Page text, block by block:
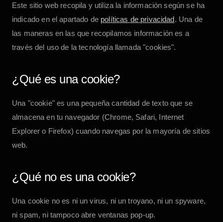
Este sitio web recopila y utiliza la información según se ha
indicado en el apartado de políticas de privacidad. Una de
las maneras en las que recopilamos información es a
través del uso de la tecnología llamada "cookies".
¿Qué es una cookie?
Una "cookie" es una pequeña cantidad de texto que se
almacena en tu navegador (Chrome, Safari, Internet
Explorer o Firefox) cuando navegas por la mayoría de sitios
web.
¿Qué no es una cookie?
Una cookie no es ni un virus, ni un troyano, ni un spyware,
ni spam, ni tampoco abre ventanas pop-up.